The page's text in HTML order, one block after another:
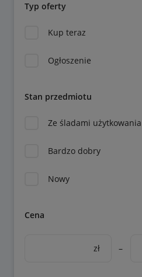
Typ oferty
Kup teraz
Ogłoszenie
Stan przedmiotu
Ze śladami użytkowania
Bardzo dobry
Nowy
Cena
zł –